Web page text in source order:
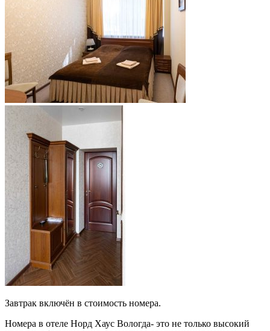
Завтрак включён в стоимость номера.
Номера в отеле Норд Хаус Вологда- это не только высокий